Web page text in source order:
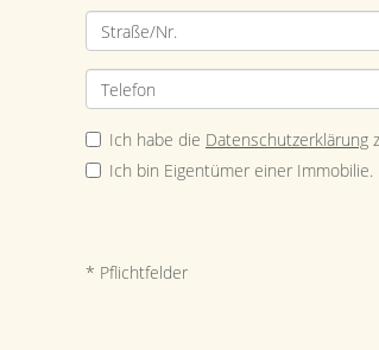
Ich habe die Datenschutzerklärung
Ich bin Eigentümer einer Immobilie.
* Pflichtfelder